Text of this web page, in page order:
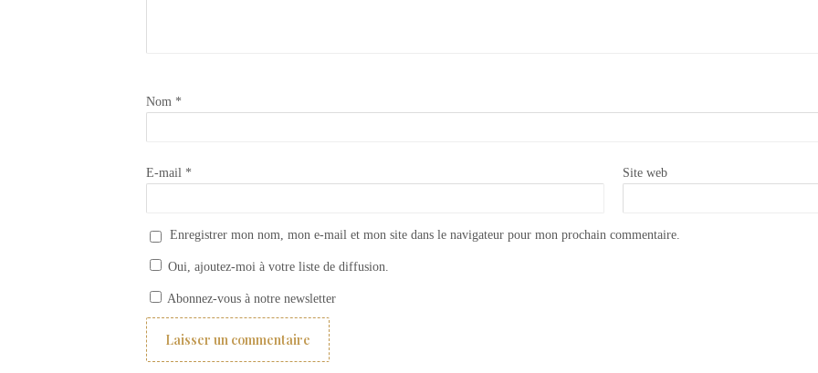
Nom *
E-mail * Site web
Enregistrer mon nom, mon e-mail et mon site dans le navigateur pour mon prochain commentaire.
Oui, ajoutez-moi à votre liste de diffusion.
Abonnez-vous à notre newsletter